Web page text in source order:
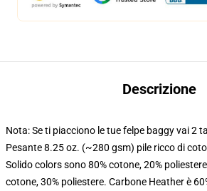
Descrizione
Nota: Se ti piacciono le tue felpe baggy vai 2
Pesante 8.25 oz. (~280 gsm) pile ricco di
Solido colors sono 80% cotone, 20%
cotone, 30% poliestere. Carbone Heather è